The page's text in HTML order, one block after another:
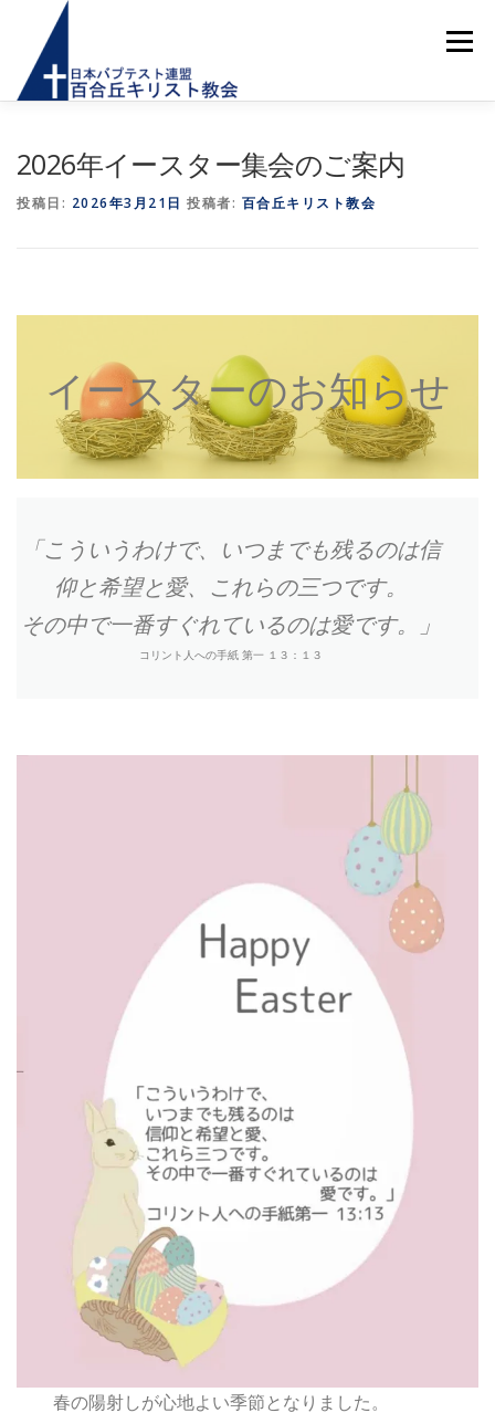
ツ
メニュー
2026年イースター集会のご案内
投稿日: 2026年3月21日 投稿者: 百合丘キリスト教会
イースターのお知らせ
「こういうわけで、いつまでも残るのは信
仰と希望と愛、これらの三つです。
その中で一番すぐれているのは愛です。」
コリント人への手紙 第一 １３：１３
春の陽射しが心地よい季節となりました。